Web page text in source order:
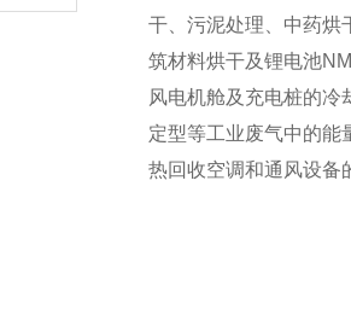
干、污泥处理、中药烘
筑材料烘干及锂电池
风电机舱及充电桩的
定型等工业废气中的能
热回收空调和通风设备